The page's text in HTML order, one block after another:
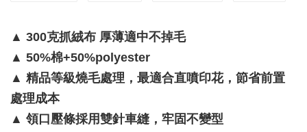
▲ 300克抓絨布 厚薄適中不掉毛
▲ 50%棉+50%polyester
▲ 精品等級燒毛處理，最適合直噴印花，節省前置
處理成本
▲ 領口壓條採用雙針車縫，牢固不變型